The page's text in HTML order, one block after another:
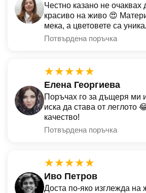
Честно казано не очаквах
красиво на живо 😍
мека, а цветовете са
Потвърдена поръчка
★★★★★
Елена Георгиева
Поръчах го за дъщеря ми
иска да става от леглото
качество!
Потвърдена поръчка
★★★★★
Иво Петров
Доста по-яко изглежда на